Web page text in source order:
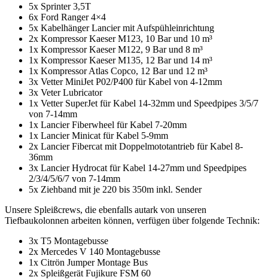
5x Sprinter 3,5T
6x Ford Ranger 4×4
5x Kabelhänger Lancier mit Aufspühleinrichtung
2x Kompressor Kaeser M123, 10 Bar und 10 m³
1x Kompressor Kaeser M122, 9 Bar und 8 m³
1x Kompressor Kaeser M135, 12 Bar und 14 m³
1x Kompressor Atlas Copco, 12 Bar und 12 m³
3x Vetter MiniJet P02/P400 für Kabel von 4-12mm
3x Veter Lubricator
1x Vetter SuperJet für Kabel 14-32mm und Speedpipes 3/5/7
von 7-14mm
1x Lancier Fiberwheel für Kabel 7-20mm
1x Lancier Minicat für Kabel 5-9mm
2x Lancier Fibercat mit Doppelmototantrieb für Kabel 8-
36mm
3x Lancier Hydrocat für Kabel 14-27mm und Speedpipes
2/3/4/5/6/7 von 7-14mm
5x Ziehband mit je 220 bis 350m inkl. Sender
Unsere Spleißcrews, die ebenfalls autark von unseren
Tiefbaukolonnen arbeiten können, verfügen über folgende Technik:
3x T5 Montagebusse
2x Mercedes V 140 Montagebusse
1x Citrön Jumper Montage Bus
2x Spleißgerät Fujikure FSM 60